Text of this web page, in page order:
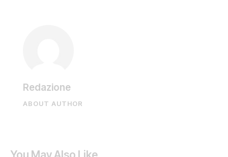
Redazione
ABOUT AUTHOR